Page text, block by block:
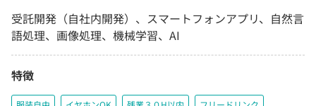
受託開発（自社内開発）、スマートフォンアプリ、自然言
語処理、画像処理、機械学習、AI
特徴